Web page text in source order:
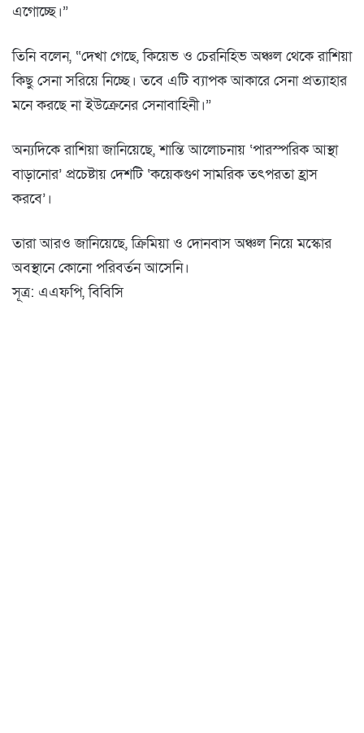
এগোচ্ছে।”
তিনি বলেন, “দেখা গেছে, কিয়েভ ও চেরনিহিভ অঞ্চল থেকে রাশিয়া
কিছু সেনা সরিয়ে নিচ্ছে। তবে এটি ব্যাপক আকারে সেনা প্রত্যাহার
মনে করছে না ইউক্রেনের সেনাবাহিনী।”
অন্যদিকে রাশিয়া জানিয়েছে, শান্তি আলোচনায় ‘পারস্পরিক আস্থা
বাড়ানোর’ প্রচেষ্টায় দেশটি ‘কয়েকগুণ সামরিক তৎপরতা হ্রাস
করবে’।
তারা আরও জানিয়েছে, ক্রিমিয়া ও দোনবাস অঞ্চল নিয়ে মস্কোর
অবস্থানে কোনো পরিবর্তন আসেনি।
সূত্র: এএফপি, বিবিসি